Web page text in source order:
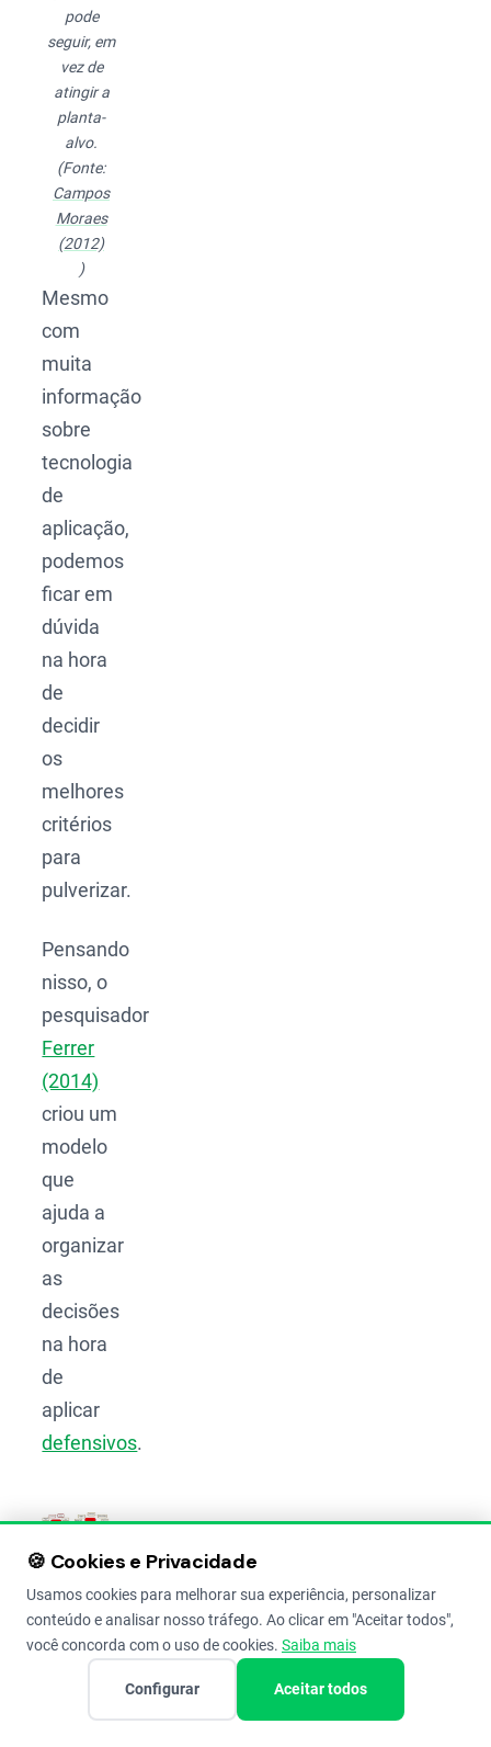
pode
seguir, em
vez de
atingir a
planta-
alvo.
(Fonte:
Campos
Moraes
(2012)
)
Mesmo
com
muita
informação
sobre
tecnologia
de
aplicação,
podemos
ficar em
dúvida
na hora
de
decidir
os
melhores
critérios
para
pulverizar.
Pensando
nisso, o
pesquisador
Ferrer
(2014)
criou um
modelo
que
ajuda a
organizar
as
decisões
na hora
de
aplicar
defensivos.
Modelo
conceitual
decisões
🍪 Cookies e Privacidade
Usamos cookies para melhorar sua experiência, personalizar
conteúdo e analisar nosso tráfego. Ao clicar em "Aceitar todos",
você concorda com o uso de cookies. Saiba mais
Configurar Aceitar todos